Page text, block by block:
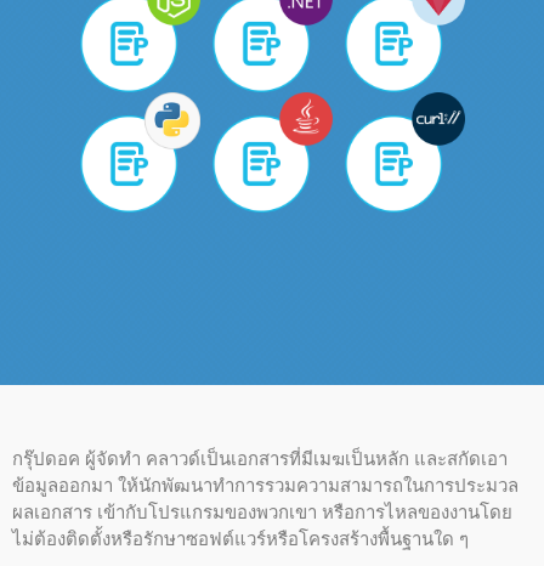
กรุ๊ปดอค ผู้จัดทํา คลาวด์เป็นเอกสารที่มีเมฆเป็นหลัก และสกัดเอา
ข้อมูลออกมา ให้นักพัฒนาทําการรวมความสามารถในการประมวล
ผลเอกสาร เข้ากับโปรแกรมของพวกเขา หรือการไหลของงานโดย
ไม่ต้องติดตั้งหรือรักษาซอฟต์แวร์หรือโครงสร้างพื้นฐานใด ๆ